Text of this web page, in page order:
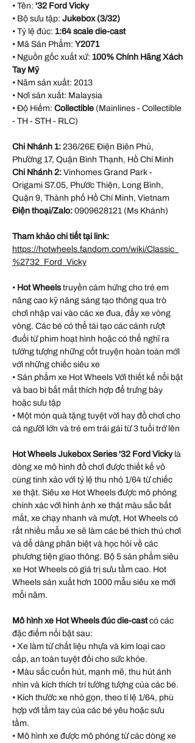
• Tên: '32 Ford Vicky
• Bộ sưu tập: Jukebox (3/32)
• Tỷ lệ đúc: 1:64 scale die-cast
• Mã Sản Phẩm: Y2071
• Nguồn gốc xuất xứ: 100% Chính Hãng Xách
Tay Mỹ
• Năm sản xuất: 2013
• Nơi sản xuất: Malaysia
• Độ Hiếm: Collectible (Mainlines - Collectible
- TH - STH - RLC)
Chi Nhánh 1: 236/26E Điện Biên Phủ,
Phường 17, Quận Bình Thạnh, Hồ Chí Minh
Chi Nhánh 2: Vinhomes Grand Park -
Origami S7.05, Phước Thiện, Long Bình,
Quận 9, Thành phố Hồ Chí Minh, Vietnam
Điện thoại/Zalo: 0909628121 (Ms Khánh)
Tham khảo chi tiết tại link:
https://hotwheels.fandom.com/wiki/Classic_
%2732_Ford_Vicky
• Hot Wheelstruyền cảm hứng cho trẻ em
nâng cao kỹ năng sáng tạo thông qua trò
chơi nhập vai vào các xe đua, đẩy xe vòng
vòng. Các bé có thể tái tạo các cảnh rượt
đuổi từ phim hoạt hình hoặc có thể nghĩ ra
tưởng tượng những cốt truyện hoàn toàn mới
với những chiếc siêu xe
• Sản phẩm xe Hot Wheels Với thiết kế nổi bật
và bao bì bắt mắt thích hợp để trưng bày
hoặc sưu tập
• Một món quà tặng tuyệt vời hay đồ chơi cho
cả người lớn và trẻ em trái gái từ 3 tuổi trở lên
Hot Wheels Jukebox Series '32 Ford Vicky là
dòng xe mô hình đồ chơi được thiết kế vô
cùng tinh xảo với tỷ lệ thu nhỏ 1/64 từ chiếc
xe thật. Siêu xe Hot Wheels được mô phỏng
chính xác với hình ảnh xe thật màu sắc bắt
mắt, xe chạy nhanh và mượt, Hot Wheels có
rất nhiều mẫu xe sẽ làm các bé thích thú chơi
và dễ dàng phân biệt và học hỏi về các
phương tiện giao thông. Bộ 5 sản phẩm siêu
xe Hot Wheels có giá trị sưu tầm cao. Hot
Wheels sản xuất hơn 1000 mẫu siêu xe mới
mỗi năm.
Mô hình xe Hot Wheels đúc die-castcó các
đặc điểm nổi bật sau:
• Xe làm từ chất liệu nhựa và kim loại cao
cấp, an toàn tuyệt đối cho sức khỏe.
• Màu sắc cuốn hút, mạnh mẽ, thu hút ánh
nhìn và kích thích trí tưởng tượng của các bé.
• Kích thước xe nhỏ gọn, theo tỉ lệ 1/64, phù
hợp với tầm tay của các bé yêu hoặc sưu
tầm.
• Mô hình xe được mô phỏng từ các dòng xe